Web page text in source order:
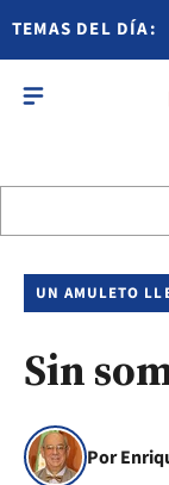
TEMAS DEL DÍA:
UN AMULETO
Sin
Por